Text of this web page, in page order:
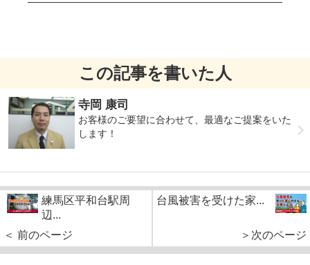
この記事を書いた人
寺岡 康司
お客様のご要望に合わせて、最適なご提案をいた
します！
練馬区平和台駅周
辺...
＜ 前のページ
台風被害を受けた家...
＞次のページ